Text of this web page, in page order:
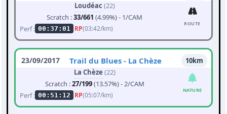
Loudéac (22)
Scratch :33/661 (4.99%) - 1/CAM
Perf : 00:37:01 RP(03:42/km)
ROUTE
23/09/2017 Trail du Blues - La Chèze
10km
La Chèze (22)
Scratch :27/199(13.57%) - 2/CAM
Perf : 00:51:12 RP(05:07/km)
NATURE